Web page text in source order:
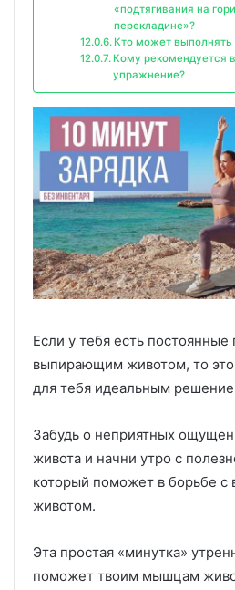
«подтягивания на
перекладине»?
Кто может выполнять
Кому рекомендуется
упражнение?
Если у тебя есть
выпирающим животом, то
для тебя идеальным
Забудь о неприятных
живота и начни утро с
который поможет в борьбе
животом.
Эта простая «минутка»
поможет твоим мышцам